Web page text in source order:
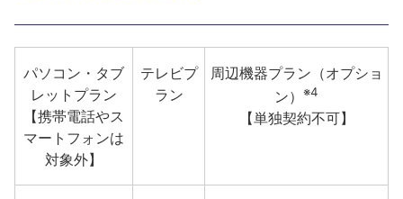
パソコン・タブ
レットプラン
【携帯電話やス
マートフォンは
対象外】
テレビプ
ラン
周辺機器プラン（オプショ
ン）
※4
【単独契約不可】